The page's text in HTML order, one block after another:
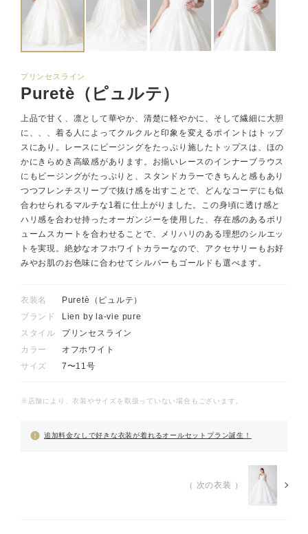
プリンセスライン
Puretè（ピュルテ）
上品で甘く、凛として華やか、清楚に軽やかに、そして繊細に大胆
に、、、着る人によってクルクルと印象を変えるポイントはトップ
スにあり。レースにビージングをたっぷり施したトップスは、ほの
かにきらめき高級感があります。お揃いレースのインナーブラウス
にもビージングがたっぷりと、スタンドカラーできちんと感もあり
つつフレンチスリーブで抜け感を出すことで、どんなコーデにも似
合わせられるマルチな1着に仕上がりました。この身頃に透け感と
ハリ感を合わせ持ったオーガンジーを使用した、存在感のあるボリ
ュームスカートを合わせることで、メリハリのある理想のシルエッ
トを実現。絶妙なオフホワイトカラーなので、アクセサリーもお好
みやお肌のお色味に合わせてシルバーもゴールドも選べます。
衣装名
Puretè（ピュルテ）
ブランド
Lien by la-vie pure
スタイル
プリンセスライン
カラー
オフホワイト
サイズ
7〜11号
※店舗により、衣装やサイズを取扱っていない場合もございます。
追加料金なしで好きな衣装が着れるオールセットプラン誕生！
（ 次の衣装 ）